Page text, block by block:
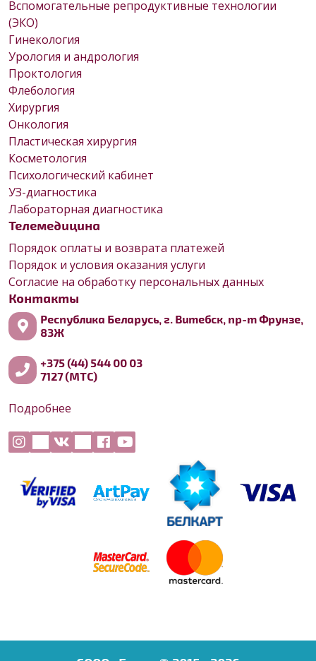
Вспомогательные репродуктивные технологии
(ЭКО)
Гинекология
Урология и андрология
Проктология
Флебология
Хирургия
Онкология
Пластическая хирургия
Косметология
Психологический кабинет
УЗ-диагностика
Лабораторная диагностика
Телемедицина
Порядок оплаты и возврата платежей
Порядок и условия оказания услуги
Согласие на обработку персональных данных
Контакты
Республика Беларусь, г. Витебск, пр-т Фрунзе,
83Ж
+375 (44) 544 00 03
7127 (МТС)
Подробнее